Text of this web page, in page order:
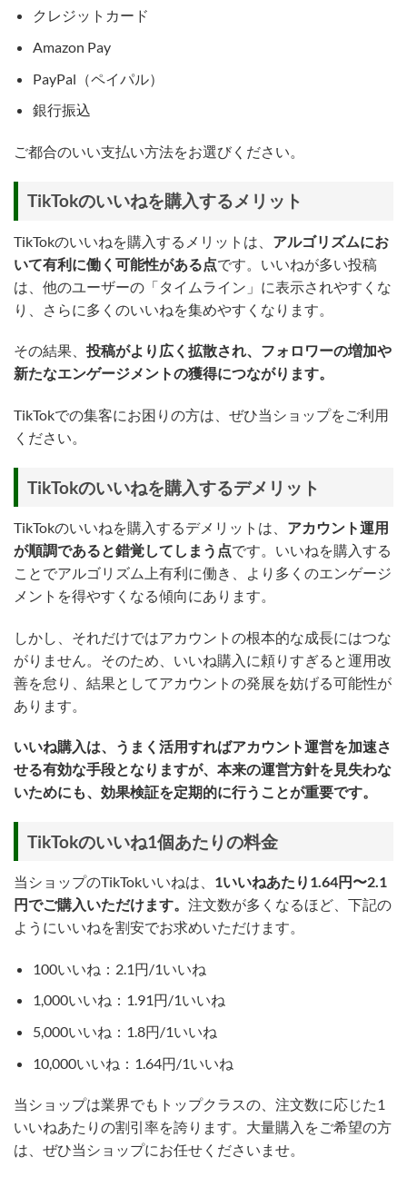
クレジットカード
Amazon Pay
PayPal（ペイパル）
銀行振込
ご都合のいい支払い方法をお選びください。
TikTokのいいねを購入するメリット
TikTokのいいねを購入するメリットは、 アルゴリズムにお
いて有利に働く可能性がある点です。いいねが多い投稿
は、他のユーザーの「タイムライン」に表示されやすくな
り、さらに多くのいいねを集めやすくなります。
その結果、 投稿がより広く拡散され、フォロワーの増加や
新たなエンゲージメントの獲得につながります。
TikTokでの集客にお困りの方は、ぜひ当ショップをご利用
ください。
TikTokのいいねを購入するデメリット
TikTokのいいねを購入するデメリットは、 アカウント運用
が順調であると錯覚してしまう点です。いいねを購入する
ことでアルゴリズム上有利に働き、より多くのエンゲージ
メントを得やすくなる傾向にあります。
しかし、それだけではアカウントの根本的な成長にはつな
がりません。そのため、いいね購入に頼りすぎると運用改
善を怠り、結果としてアカウントの発展を妨げる可能性が
あります。
いいね購入は、うまく活用すればアカウント運営を加速さ
せる有効な手段となりますが、本来の運営方針を見失わな
いためにも、効果検証を定期的に行うことが重要です。
TikTokのいいね1個あたりの料金
当ショップのTikTokいいねは、 1いいねあたり1.64円〜2.1
円でご購入いただけます。 注文数が多くなるほど、下記の
ようにいいねを割安でお求めいただけます。
100いいね：2.1円/1いいね
1,000いいね：1.91円/1いいね
5,000いいね：1.8円/1いいね
10,000いいね：1.64円/1いいね
当ショップは業界でもトップクラスの、注文数に応じた1
いいねあたりの割引率を誇ります。大量購入をご希望の方
は、ぜひ当ショップにお任せくださいませ。